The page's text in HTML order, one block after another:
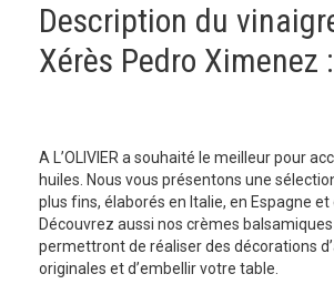
Description du
Xérès Pedro Ximenez :
A L’OLIVIER a souhaité le meilleur pour
huiles. Nous vous présentons une
plus fins, élaborés en Italie, en Espagne et
Découvrez aussi nos crèmes
permettront de réaliser des décorations
originales et d’embellir votre table.